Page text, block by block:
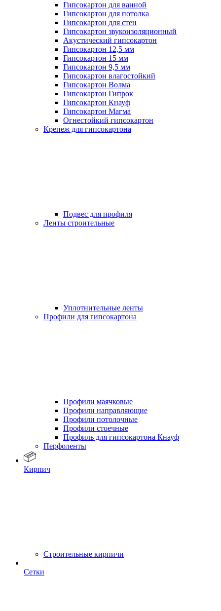
Гипсокартон для ванной
Гипсокартон для потолка
Гипсокартон для стен
Гипсокартон звукоизоляционный
Акустический гипсокартон
Гипсокартон 12,5 мм
Гипсокартон 15 мм
Гипсокартон 9,5 мм
Гипсокартон влагостойкий
Гипсокартон Волма
Гипсокартон Гипрок
Гипсокартон Кнауф
Гипсокартон Магма
Огнестойкий гипсокартон
Крепеж для гипсокартона
Подвес для профиля
Ленты строительные
Уплотнительные ленты
Профили для гипсокартона
Профили маячковые
Профили направляющие
Профили потолочные
Профили стоечные
Профиль для гипсокартона Кнауф
Перфоленты
Кирпич
Строительные кирпичи
Сетки